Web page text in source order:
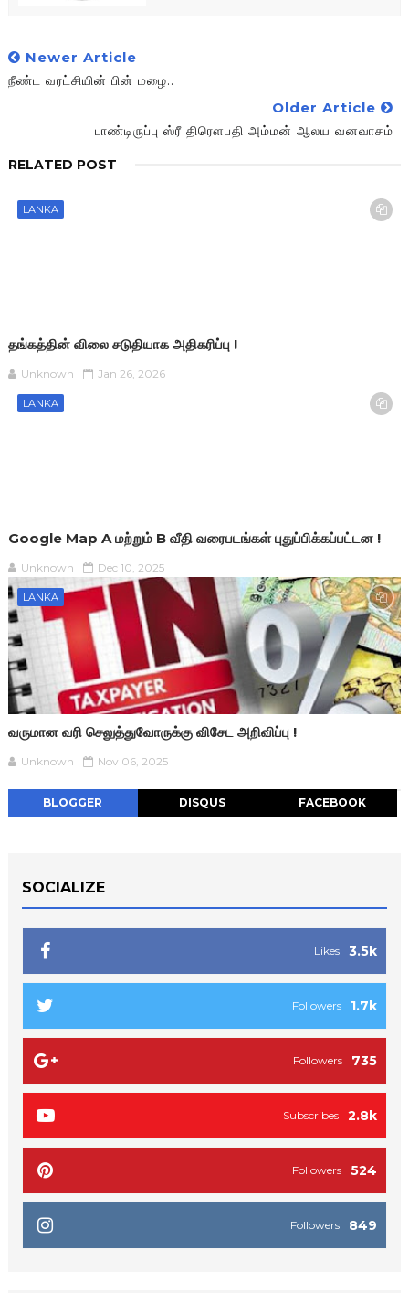
Newer Article
நீண்ட வரட்சியின் பின் மழை..
Older Article
பாண்டிருப்பு ஸ்ரீ திரௌபதி அம்மன் ஆலய வனவாசம்
RELATED POST
LANKA
தங்கத்தின் விலை சடுதியாக அதிகரிப்பு !
Unknown Jan 26, 2026
LANKA
Google Map A மற்றும் B வீதி வரைபடங்கள் புதுப்பிக்கப்பட்டன !
Unknown Dec 10, 2025
LANKA
வருமான வரி செலுத்துவோருக்கு விசேட அறிவிப்பு !
Unknown Nov 06, 2025
BLOGGER DISQUS FACEBOOK
SOCIALIZE
3.5k
Likes
1.7k
Followers
735
Followers
2.8k
Subscribes
524
Followers
849
Followers